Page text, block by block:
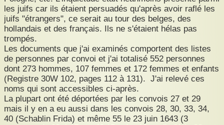
les juifs car ils étaient persuadés qu'après avoir raflé les
juifs "étrangers", ce serait au tour des belges, des
hollandais et des français. Ils ne s'étaient hélas pas
trompés.
Les documents que j'ai examinés comportent des listes
de personnes par convoi et j'ai totalisé 552 personnes
dont 273 hommes, 107 femmes et 172 femmes et enfants
(Registre 30W 102, pages 112 à 131). J'ai relevé ces
noms qui sont accessibles ci-après.
La plupart ont été déportées par les convois 27 et 29
mais il y en a eu aussi dans les convois 28, 30, 33, 34,
40 (Schablin Frida) et même 55 le 23 juin 1643 (3